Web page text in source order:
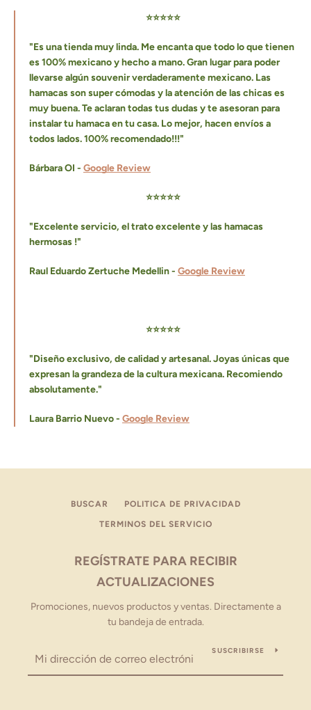
⭐⭐⭐⭐⭐
"Es una tienda muy linda. Me encanta que todo lo que tienen
es 100% mexicano y hecho a mano.Gran lugar para poder
llevarse algún souvenir verdaderamente mexicano. Las
hamacas son super cómodas y la atención de las chicas es
muy buena. Te aclaran todas tus dudas y te asesoran para
instalar tu hamaca en tu casa. Lo mejor, hacen envíos a
todos lados.100% recomendado!!!"
Bárbara OI - Google Review
⭐⭐⭐⭐⭐
"Excelente servicio, el trato excelente y las hamacas
hermosas !"
Raul Eduardo Zertuche Medellin - Google Review
⭐⭐⭐⭐⭐
"Diseño exclusivo, de calidad y artesanal. Joyas únicas que
expresan la grandeza de la cultura mexicana. Recomiendo
absolutamente."
Laura Barrio Nuevo - Google Review
BUSCAR POLITICA DE PRIVACIDAD
TERMINOS DEL SERVICIO
REGÍSTRATE PARA RECIBIR
ACTUALIZACIONES
Promociones, nuevos productos y ventas. Directamente a
tu bandeja de entrada.
SUSCRIBIRSE